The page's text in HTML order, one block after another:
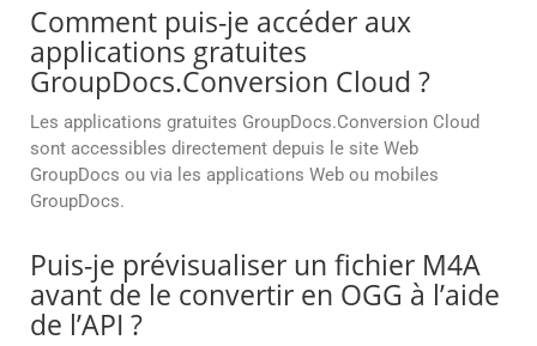
Comment puis-je accéder aux
applications gratuites
GroupDocs.Conversion Cloud ?
Les applications gratuites GroupDocs.Conversion Cloud
sont accessibles directement depuis le site Web
GroupDocs ou via les applications Web ou mobiles
GroupDocs.
Puis-je prévisualiser un fichier M4A
avant de le convertir en OGG à l’aide
de l’API ?